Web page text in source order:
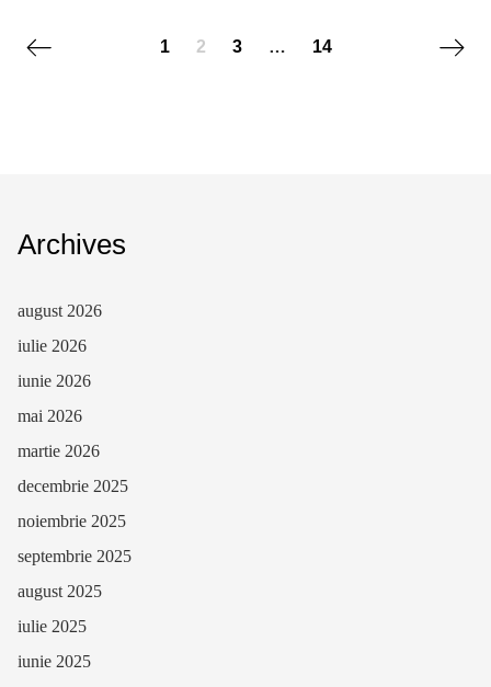
Posts navigation
Previous page 1 2 3 … 14 Next
Archives
august 2026
iulie 2026
iunie 2026
mai 2026
martie 2026
decembrie 2025
noiembrie 2025
septembrie 2025
august 2025
iulie 2025
iunie 2025